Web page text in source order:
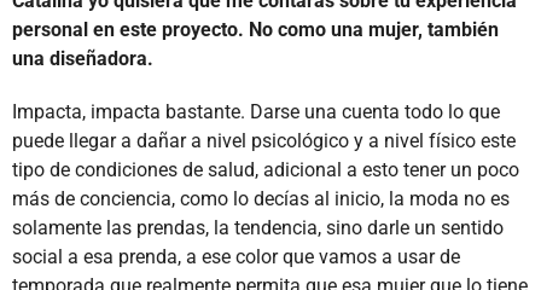
personal en este proyecto. No como una mujer, también
una diseñadora.
Impacta, impacta bastante. Darse una cuenta todo lo que
puede llegar a dañar a nivel psicológico y a nivel físico este
tipo de condiciones de salud, adicional a esto tener un poco
más de conciencia, como lo decías al inicio, la moda no es
solamente las prendas, la tendencia, sino darle un sentido
social a esa prenda, a ese color que vamos a usar de
temporada que realmente permita que esa mujer que lo tiene